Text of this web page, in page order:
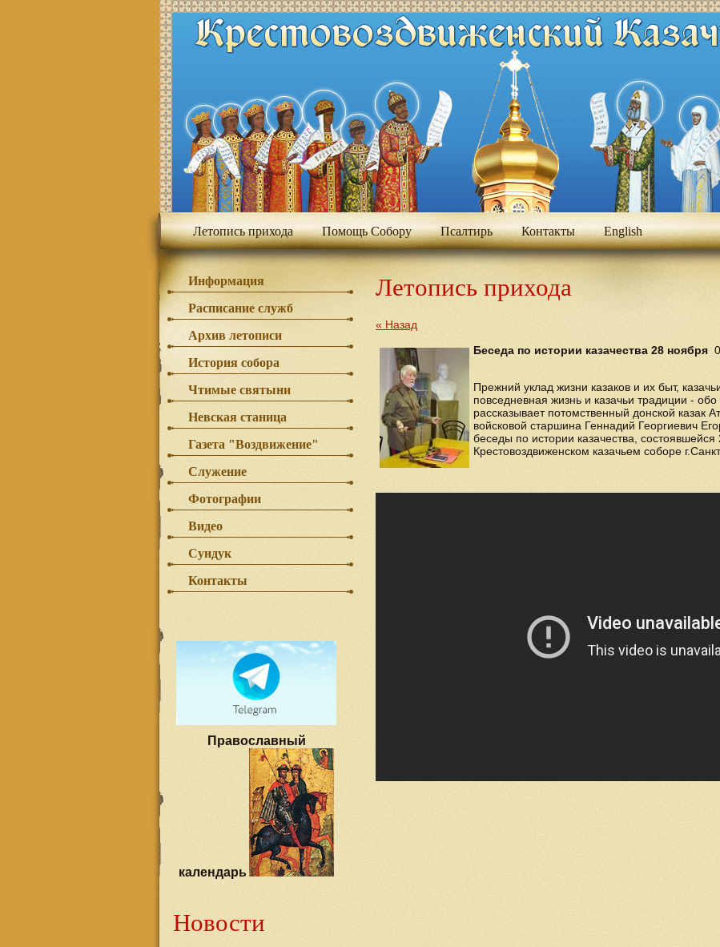
Летопись прихода Помощь Собору Псалтирь Контакты Еnglish
Летопись прихода
« Назад
Беседа по истории казачества 28 ноября
Прежний уклад жизни казаков и их быт,
повседневная жизнь и казачьи традиции -
рассказывает потомственный донской казак
войсковой старшина Геннадий Георгиевич
беседы по истории казачества,
Крестовоздвиженском казачьем соборе
Информация
Расписание служб
Архив летописи
История собора
Чтимые святыни
Невская станица
Газета "Воздвижение"
Служение
Фотографии
Видео
Сундук
Контакты
Православный
календарь
Новости